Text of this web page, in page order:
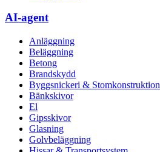
AI-agent
Anläggning
Beläggning
Betong
Brandskydd
Byggsnickeri & Stomkonstruktion
Bänkskivor
El
Gipsskivor
Glasning
Golvbeläggning